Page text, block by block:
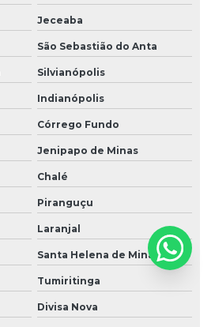
Jeceaba
São Sebastião do Anta
Silvianópolis
Indianópolis
Córrego Fundo
Jenipapo de Minas
Chalé
Piranguçu
Laranjal
Santa Helena de Minas
Tumiritinga
Divisa Nova